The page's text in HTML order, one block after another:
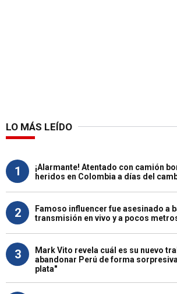
LO MÁS LEÍDO
1
¡Alarmante! Atentado con camión
heridos en Colombia a días del
2
Famoso influencer fue asesinado a
transmisión en vivo y a pocos
3
Mark Vito revela cuál es su nuevo
abandonar Perú de forma
plata"